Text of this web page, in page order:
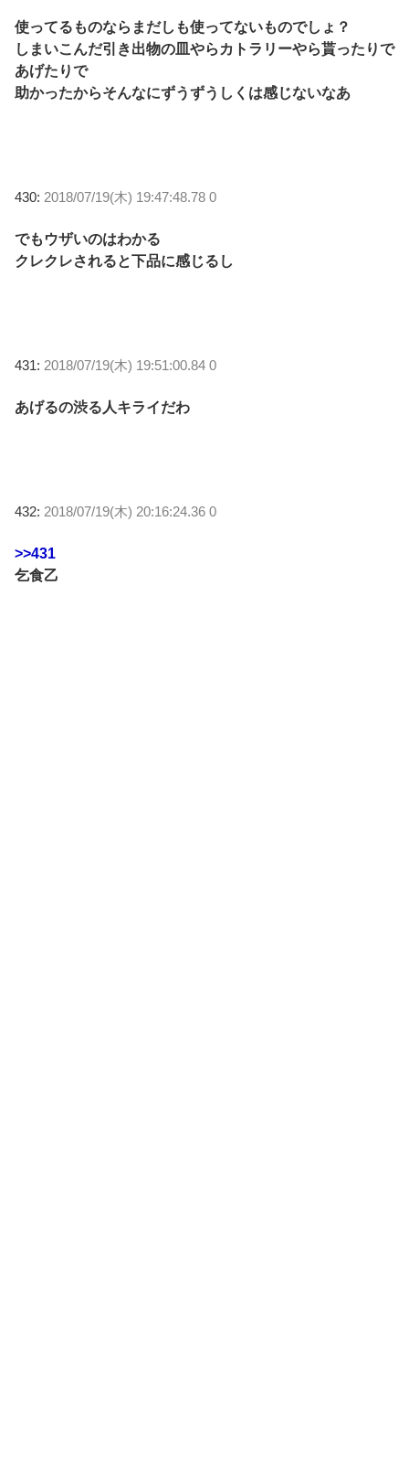
使ってるものならまだしも使ってないものでしょ？
しまいこんだ引き出物の皿やらカトラリーやら貰ったりで
あげたりで
助かったからそんなにずうずうしくは感じないなあ
430: 2018/07/19(木) 19:47:48.78 0
でもウザいのはわかる
クレクレされると下品に感じるし
431: 2018/07/19(木) 19:51:00.84 0
あげるの渋る人キライだわ
432: 2018/07/19(木) 20:16:24.36 0
>>431
乞食乙